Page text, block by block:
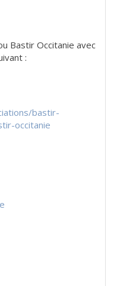
Bastir Occitanie avec
:
bastir-
occitanie